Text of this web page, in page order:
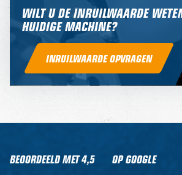
WILT U DE INRUILWAARDE
HUIDIGE MACHINE?
INRUILWAARDE OPVRAGEN
BEOORDEELD MET4,5 OP GOOGLE